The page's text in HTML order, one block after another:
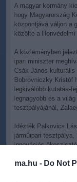
ma.hu - Do Not
A magyar kormány
hogy Magyarország
központjává váljon a
közölte a
A közleményben
ipari miniszter
Csák János
Bobrovniczky Kristóf
legkiválóbb kutatás-
legnagyobb és a
tesztpályájánál,
Idézték Palkovics
járműipari
innovációs
A kormány